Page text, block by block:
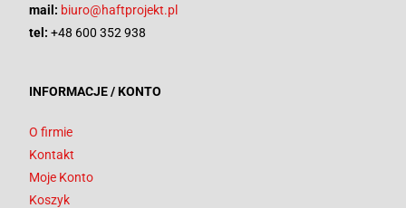
mail: biuro@haftprojekt.pl
tel: +48 600 352 938
INFORMACJE / KONTO
O firmie
Kontakt
Moje Konto
Koszyk